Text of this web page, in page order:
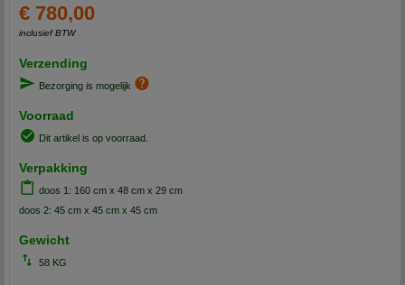
€ 780,00
inclusief BTW
Verzending
Bezorging is mogelijk
Voorraad
Dit artikel is op voorraad.
Verpakking
doos 1: 160 cm x 48 cm x 29 cm
doos 2: 45 cm x 45 cm x 45 cm
Gewicht
58 KG